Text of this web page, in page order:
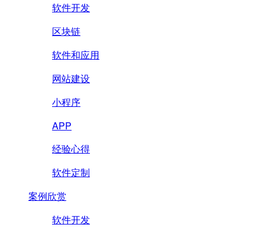
软件开发
区块链
软件和应用
网站建设
小程序
APP
经验心得
软件定制
案例欣赏
软件开发